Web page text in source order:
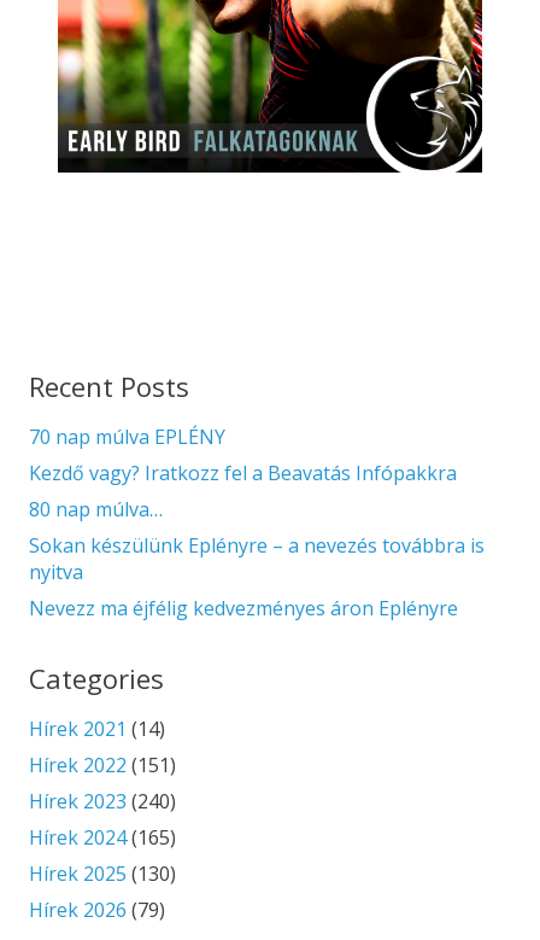
Recent Posts
70 nap múlva EPLÉNY
Kezdő vagy? Iratkozz fel a Beavatás Infópakkra
80 nap múlva…
Sokan készülünk Eplényre – a nevezés továbbra is
nyitva
Nevezz ma éjfélig kedvezményes áron Eplényre
Categories
Hírek 2021 (14)
Hírek 2022 (151)
Hírek 2023 (240)
Hírek 2024(165)
Hírek 2025 (130)
Hírek 2026 (79)